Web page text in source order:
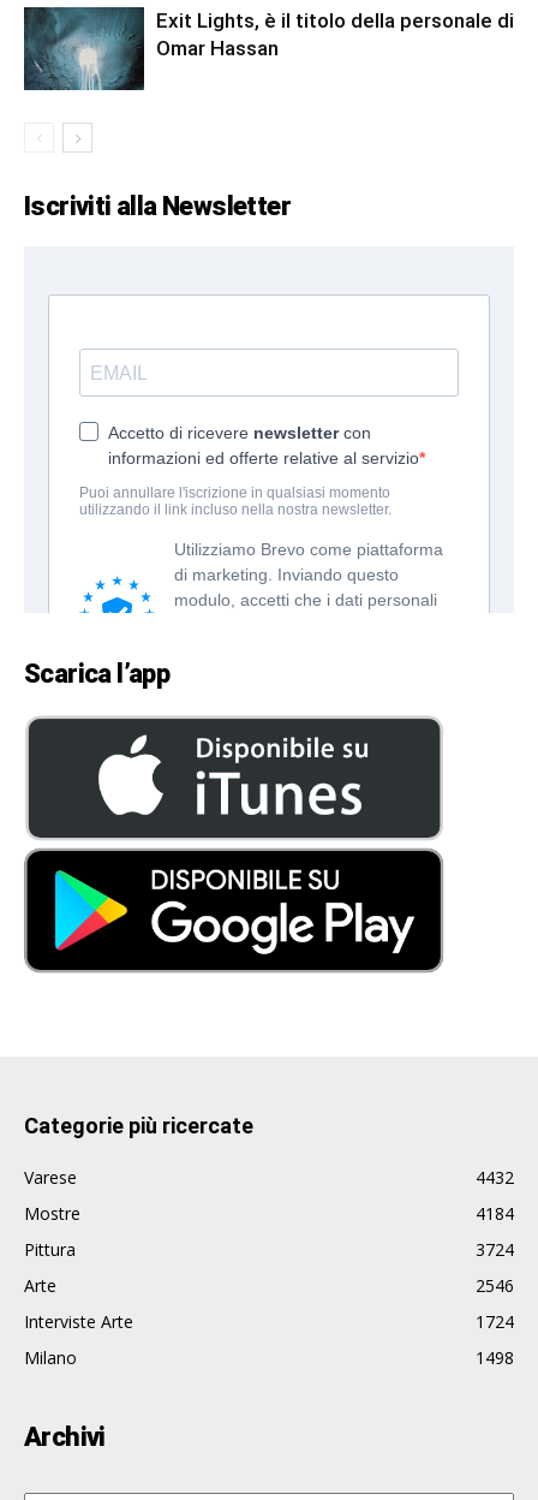
Exit Lights, è il titolo della personale di
Omar Hassan
Iscriviti alla Newsletter
Scarica l’app
Categorie più ricercate
Varese
4432
Mostre
4184
Pittura
3724
Arte
2546
Interviste Arte
1724
Milano
1498
Archivi
Archivi